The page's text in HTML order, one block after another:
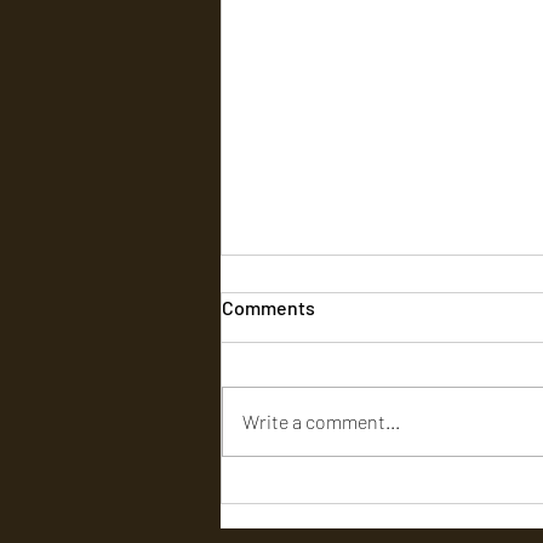
‘டிசி’ (DC) - விமர்சனம்
Comments
Write a comment...